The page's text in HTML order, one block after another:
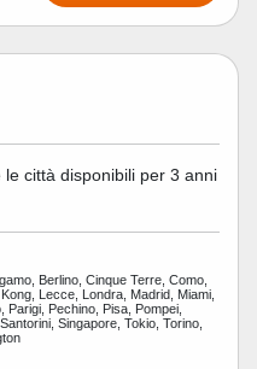
città disponibili per 3 anni
Berlino, Cinque Terre, Como,
Lecce, Londra, Madrid, Miami,
Parigi, Pechino, Pisa, Pompei,
Singapore, Tokio, Torino,